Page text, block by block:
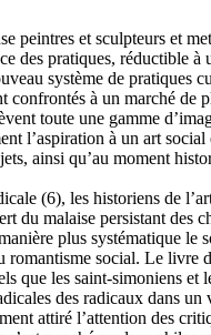
et sculpteurs et
des pratiques, réductible
système de
confrontés à un marché
toute une gamme
l’aspiration à un art
ainsi qu’au moment
(6), les historiens de
du malaise persistant des
plus systématique le
romantisme social. Le livre
que les saint-simoniens
des radicaux dans
attiré l’attention des